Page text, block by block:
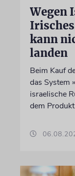
Wegen
kann
landen
Beim Kauf
das System
israelische
dem